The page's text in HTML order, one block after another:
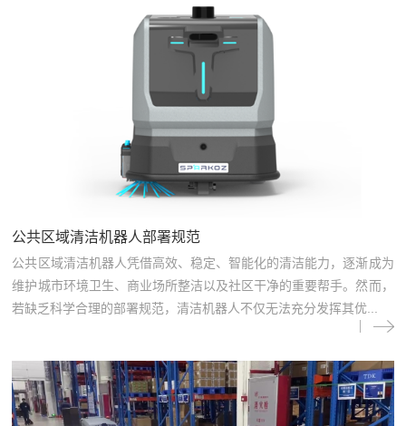
公共区域清洁机器人部署规范
公共区域清洁机器人凭借高效、稳定、智能化的清洁能力，逐渐成为
维护城市环境卫生、商业场所整洁以及社区干净的重要帮手。然而，
若缺乏科学合理的部署规范，清洁机器人不仅无法充分发挥其优...